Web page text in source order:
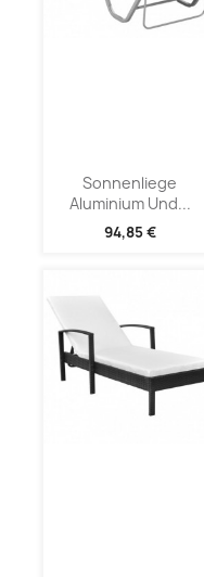
Sonnenliege
Aluminium Und...
94,85 €